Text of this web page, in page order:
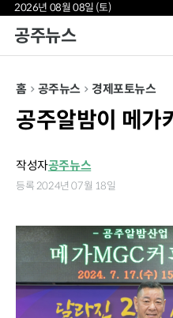
2026년 08월 08일 (토)
공주뉴스
홈 공주뉴스 경제포토뉴스
공주알밤이 메가
작성자공주뉴스
등록 2024년 07월 18일